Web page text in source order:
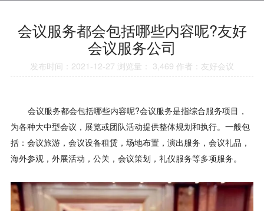
会议服务都会包括哪些内容呢?友好
会议服务公司
发布时间：2021-12-27 浏览量： 3,469 作者：友好会议
会议服务都会包括哪些内容呢?会议服务是指综合服务项目，
为各种大中型会议，展览或团队活动提供整体规划和执行。一般包
括：会议旅游，会议设备租赁，场地布置，演出服务，会议礼品，
海外参观，外展活动，公关，会议策划，礼仪服务等多项服务。